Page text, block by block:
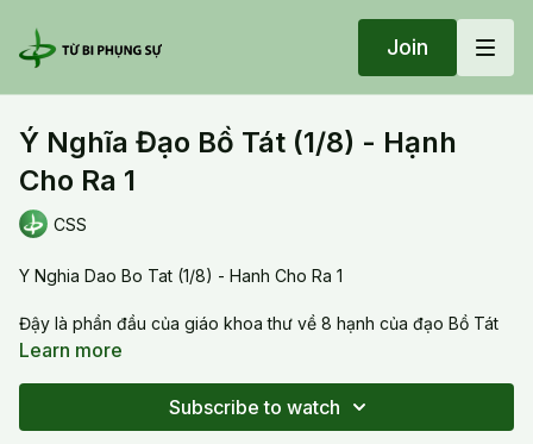
Join
Ý Nghĩa Đạo Bồ Tát (1/8) - Hạnh
Cho Ra 1
CSS
Y Nghia Dao Bo Tat (1/8) - Hanh Cho Ra 1
Đậy là phần đầu của giáo khoa thư về 8 hạnh của đạo Bồ Tát
với đề taì là hạnh cho ra. Đặc tính của đạo Bồ Tát là đào tạo
gì? Đầu tiên thế nào là hạnh cho ra hay Bố thí? Thế nào là cho
Learn more
Subscribe to watch